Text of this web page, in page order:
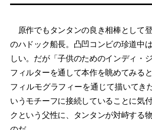
原作でもタンタンの良き相棒として
のハドック船長。凸凹コンビの珍道中
しい。だが「子供のためのインディ・
フィルターを通して本作を眺めてみる
フィルモグラフィーを通じて描いてき
いうモチーフに接続していることに気
クという父性に、タンタンが対峙する